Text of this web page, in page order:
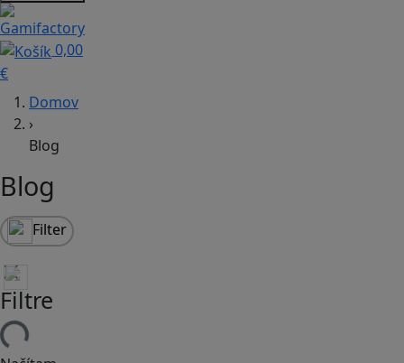
0,00
€
Domov
›
Blog
Blog
Filter
Filtre